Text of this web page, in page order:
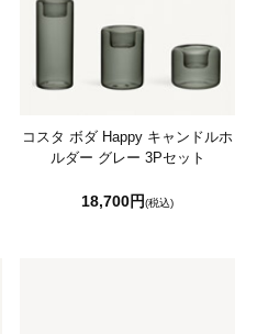
コスタ ボダ Happy キャンドルホ
ルダー グレー 3Pセット
18,700円(税込)